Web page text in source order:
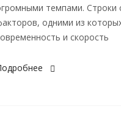
темпами. Строки
одними из
и скорость